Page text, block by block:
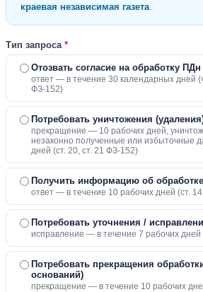
краевая независимая газета
Тип запроса *
Отозвать согласие на обработку ПДн
ответ — в течение 30 календарных дней
ФЗ-152)
Потребовать уничтожения
прекращение — 10 рабочих дней,
незаконно полученные или избыточные
дней (ст. 20, ст. 21 ФЗ-152)
Получить информацию об
ответ — в течение 10 рабочих дней (ст.
Потребовать уточнения /
исправление — в течение 7 рабочих дней
Потребовать прекращения
оснований)
прекращение — в течение 10 рабочих